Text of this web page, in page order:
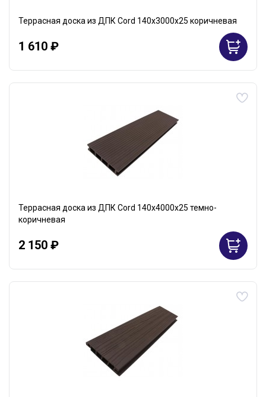
Террасная доска из ДПК Cord 140х3000х25 коричневая
1 610 ₽
Террасная доска из ДПК Cord 140х4000х25 темно-
коричневая
2 150 ₽